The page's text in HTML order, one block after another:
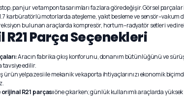
panjur ve tampon tasarımları fazlara göre değişir. Görsel
karbüratörlü motorlarda ateşleme, yakıt besleme ve sensör–vakum
bulunan araçlarda kompresör, hortum–radyatör setleri ve
Parça Seçenekleri
Aracın fabrika çıkış konforunu, donanım bütünlüğünü ve
tavsiye edilir.
ürün yelpazesi ile mekanik ve kaporta ihtiyaçlarınızı ekonomik
orijinal R21 parçasıöne çıkarken; günlük kullanımlı araçlarda